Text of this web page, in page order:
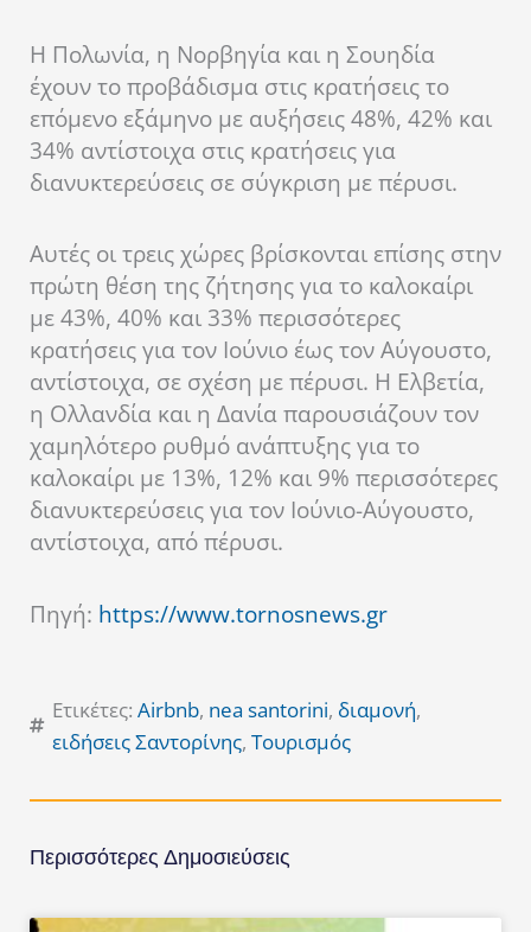
Η Πολωνία, η Νορβηγία και η Σουηδία
έχουν το προβάδισμα στις κρατήσεις το
επόμενο εξάμηνο με αυξήσεις 48%, 42% και
34% αντίστοιχα στις κρατήσεις για
διανυκτερεύσεις σε σύγκριση με πέρυσι.
Αυτές οι τρεις χώρες βρίσκονται επίσης στην
πρώτη θέση της ζήτησης για το καλοκαίρι
με 43%, 40% και 33% περισσότερες
κρατήσεις για τον Ιούνιο έως τον Αύγουστο,
αντίστοιχα, σε σχέση με πέρυσι. Η Ελβετία,
η Ολλανδία και η Δανία παρουσιάζουν τον
χαμηλότερο ρυθμό ανάπτυξης για το
καλοκαίρι με 13%, 12% και 9% περισσότερες
διανυκτερεύσεις για τον Ιούνιο-Αύγουστο,
αντίστοιχα, από πέρυσι.
Πηγή: https://www.tornosnews.gr
Ετικέτες: Airbnb, nea santorini, διαμονή,
ειδήσεις Σαντορίνης, Τουρισμός
Περισσότερες Δημοσιεύσεις